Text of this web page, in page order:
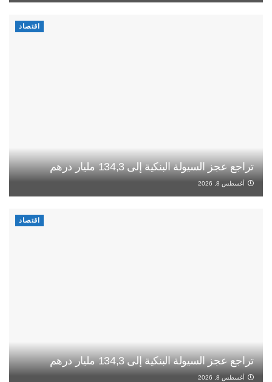
اقتصاد
تراجع عجز السيولة البنكية إلى 134,3 مليار درهم
أغسطس 8, 2026
اقتصاد
تراجع عجز السيولة البنكية إلى 134,3 مليار درهم
أغسطس 8, 2026